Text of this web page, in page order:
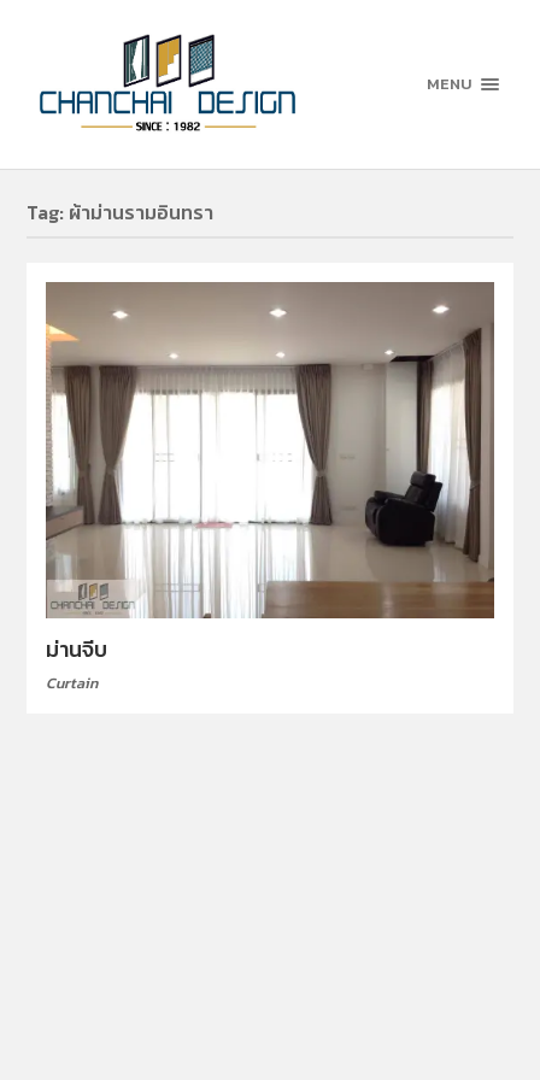
MENU
Tag: ผ้าม่านรามอินทรา
ม่านจีบ
Curtain